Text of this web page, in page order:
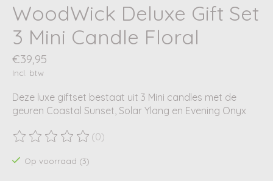
WoodWick Deluxe Gift Set
3 Mini Candle Floral
€39,95
Incl. btw
Deze luxe giftset bestaat uit 3 Mini candles met de
geuren Coastal Sunset, Solar Ylang en Evening Onyx
De beoordeling van dit product is
(0)
Op voorraad (3)